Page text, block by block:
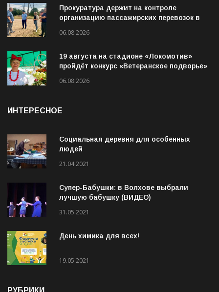
06.08.2026
Прокуратура держит на контроле
06.08.2026
19 августа на стадионе «Локомотив»
Социальная деревня для особенных
21.04.2021
Супер-Бабушки: в Волхове выбрали
31.05.2021
День химика для всех!